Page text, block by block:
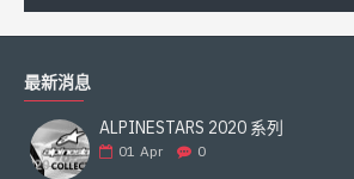
最新消息
ALPINESTARS 2020 系列
01 Apr 0